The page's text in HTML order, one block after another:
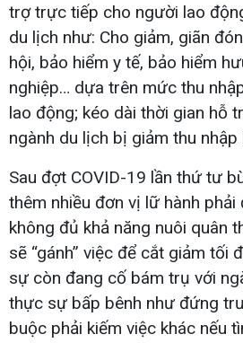
trợ trực tiếp cho người lao
du lịch như: Cho giảm, giãn
hội, bảo hiểm y tế, bảo hiểm
nghiệp… dựa trên mức thu
lao động; kéo dài thời gian hỗ
ngành du lịch bị giảm thu
Sau đợt COVID-19 lần thứ tư
thêm nhiều đơn vị lữ hành
không đủ khả năng nuôi quân
sẽ “gánh” việc để cắt giảm tối
sự còn đang cố bám trụ với
thực sự bấp bênh như đứng
buộc phải kiếm việc khác nếu